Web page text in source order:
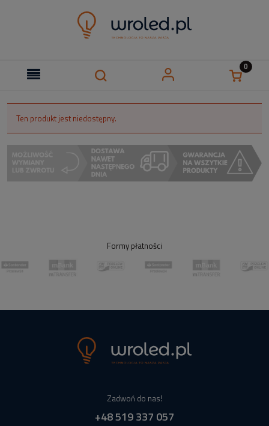
Ten produkt jest niedostępny.
Formy płatności
Zadwoń do nas!
+48 519 337 057